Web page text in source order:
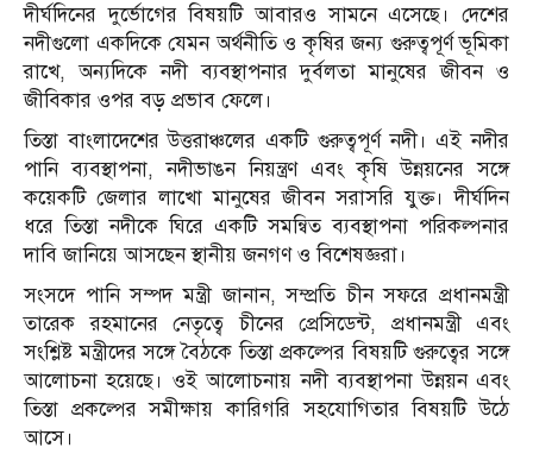
দীর্ঘদিনের দুর্ভোগের বিষয়টি আবারও সামনে এসেছে। দেশের
নদীগুলো একদিকে যেমন অর্থনীতি ও কৃষির জন্য গুরুত্বপূর্ণ ভূমিকা
রাখে, অন্যদিকে নদী ব্যবস্থাপনার দুর্বলতা মানুষের জীবন ও
জীবিকার ওপর বড় প্রভাব ফেলে।
তিস্তা বাংলাদেশের উত্তরাঞ্চলের একটি গুরুত্বপূর্ণ নদী। এই নদীর
পানি ব্যবস্থাপনা, নদীভাঙন নিয়ন্ত্রণ এবং কৃষি উন্নয়নের সঙ্গে
কয়েকটি জেলার লাখো মানুষের জীবন সরাসরি যুক্ত। দীর্ঘদিন
ধরে তিস্তা নদীকে ঘিরে একটি সমন্বিত ব্যবস্থাপনা পরিকল্পনার
দাবি জানিয়ে আসছেন স্থানীয় জনগণ ও বিশেষজ্ঞরা।
সংসদে পানি সম্পদ মন্ত্রী জানান, সম্প্রতি চীন সফরে প্রধানমন্ত্রী
তারেক রহমানের নেতৃত্বে চীনের প্রেসিডেন্ট, প্রধানমন্ত্রী এবং
সংশ্লিষ্ট মন্ত্রীদের সঙ্গে বৈঠকে তিস্তা প্রকল্পের বিষয়টি গুরুত্বের সঙ্গে
আলোচনা হয়েছে। ওই আলোচনায় নদী ব্যবস্থাপনা উন্নয়ন এবং
তিস্তা প্রকল্পের সমীক্ষায় কারিগরি সহযোগিতার বিষয়টি উঠে
আসে।